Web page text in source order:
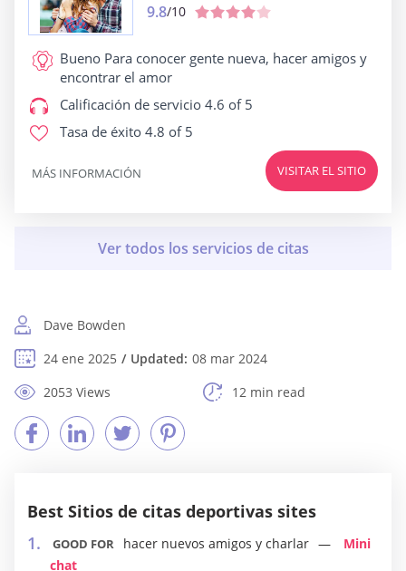
9.8/10
Bueno Para conocer gente nueva, hacer amigos y
encontrar el amor
Calificación de servicio 4.6 of 5
Tasa de éxito 4.8 of 5
VISITAR EL SITIO
MÁS INFORMACIÓN
Dave Bowden
24 ene 2025
Updated: 08 mar 2024
2053 Views
12 min read
Best Sitios de citas deportivas sites
GOOD FOR hacer nuevos amigos y charlar
Mini
chat